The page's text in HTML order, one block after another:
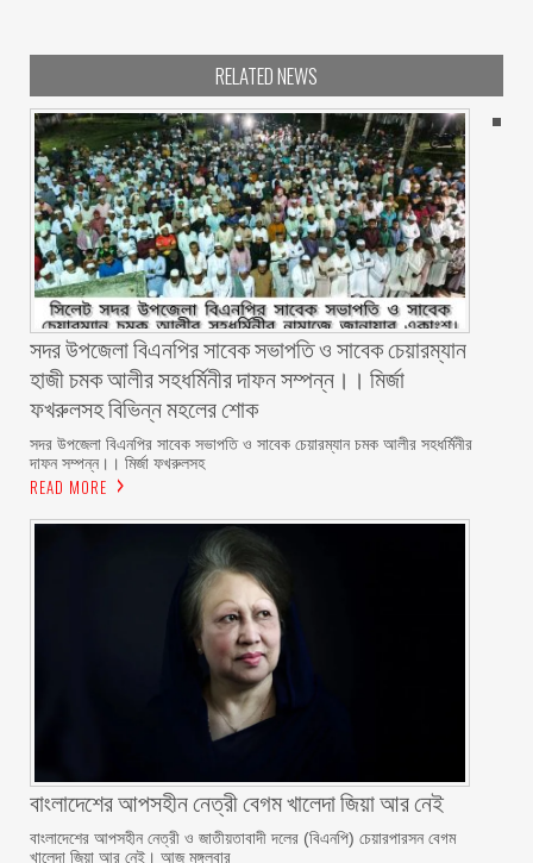
RELATED NEWS
সদর উপজেলা বিএনপির সাবেক সভাপতি ও সাবেক চেয়ারম্যান
হাজী চমক আলীর সহধর্মিনীর দাফন সম্পন্ন।। মির্জা
ফখরুলসহ বিভিন্ন মহলের শোক
সদর উপজেলা বিএনপির সাবেক সভাপতি ও সাবেক চেয়ারম্যান চমক আলীর সহধর্মিনীর
দাফন সম্পন্ন।। মির্জা ফখরুলসহ
READ MORE
বাংলাদেশের আপসহীন নেত্রী বেগম খালেদা জিয়া আর নেই
বাংলাদেশের আপসহীন নেত্রী ও জাতীয়তাবাদী দলের (বিএনপি) চেয়ারপারসন বেগম
খালেদা জিয়া আর নেই। আজ মঙ্গলবার